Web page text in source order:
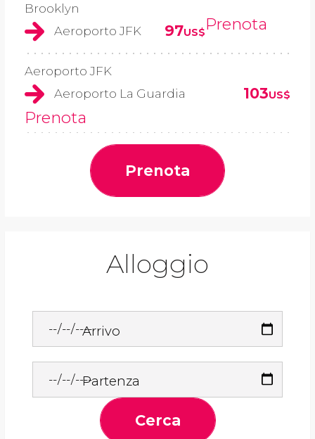
Brooklyn
Aeroporto JFK
97US$Prenota
Aeroporto JFK
Aeroporto La Guardia
103US$
Prenota
Prenota
Alloggio
Arrivo
Partenza
Cerca